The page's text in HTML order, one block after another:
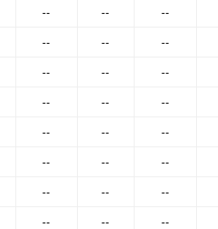
-- -- --
-- -- --
-- -- --
-- -- --
-- -- --
-- -- --
-- -- --
-- -- --